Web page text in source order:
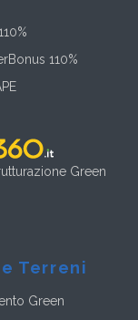
110%
Green
Terreni
Green